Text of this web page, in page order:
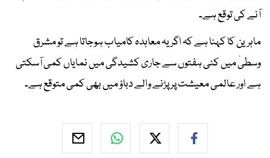
آنے کی توقع ہے۔
ماہرین کا کہنا ہے کہ اگر یہ معاہدہ کامیاب ہوجاتا ہے تو مشرق
وسطیٰ میں کئی ہفتوں سے جاری کشیدگی میں نمایاں کمی آسکتی
ہے اور عالمی معیشت پر پڑنے والے دباؤ میں بھی کمی متوقع ہے۔